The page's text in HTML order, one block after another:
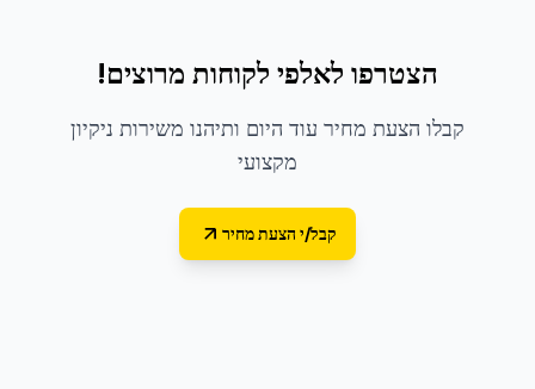
הצטרפו לאלפי לקוחות מרוצים!
קבלו הצעת מחיר עוד היום ותיהנו משירות ניקיון
מקצועי
קבל/י הצעת מחיר